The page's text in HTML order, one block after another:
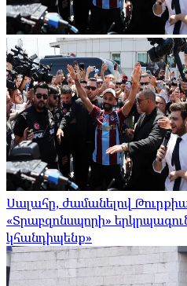
Սալահը, ժամանելով
«Տրաբզոնսպորի»
կհանդիպենք»